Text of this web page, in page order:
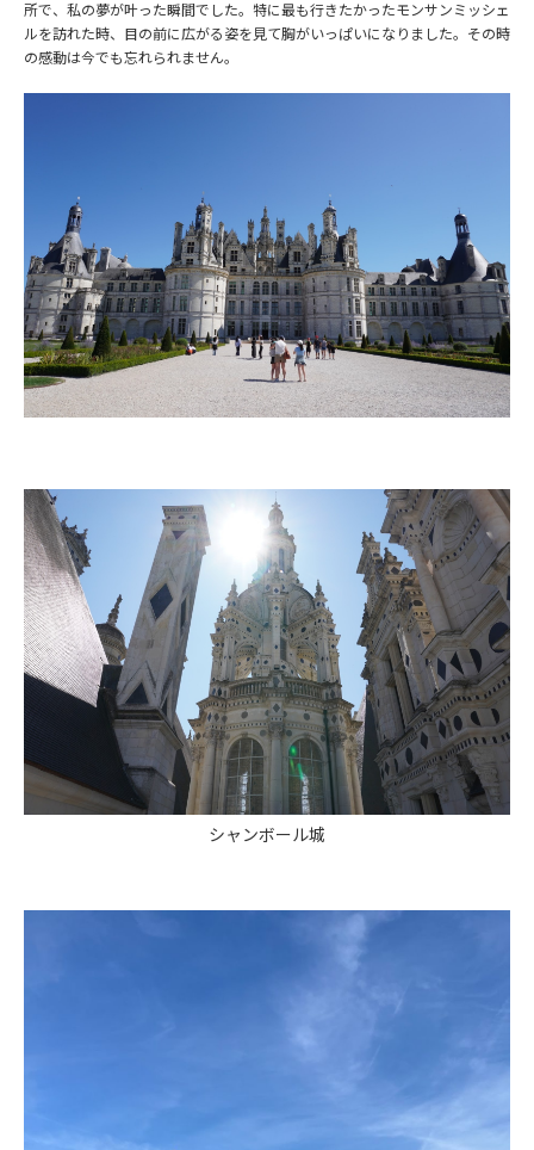
所で、私の夢が叶った瞬間でした。特に最も行きたかったモンサンミッシェ
ルを訪れた時、目の前に広がる姿を見て胸がいっぱいになりました。その時
の感動は今でも忘れられません。
シャンボール城